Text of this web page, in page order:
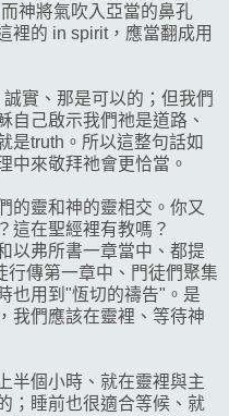
神將氣吹入亞當的鼻孔
裡的 in spirit，應當翻成用
實、那是可以的；但我們
自己啟示我們祂是道路、
是truth。所以這整句話如
中來敬拜祂會更恰當。
的靈和神的靈相交。你又
這在聖經裡有教嗎？
以弗所書一章當中、都提
行傳第一章中、門徒們聚集
也用到"恆切的禱告"。是
我們應該在靈裡、等待神
半個小時、就在靈裡與主
；睡前也很適合等候、就